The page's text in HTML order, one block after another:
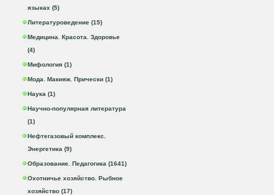
языках (5)
Литературоведение (15)
Медицина. Красота. Здоровье
(4)
Мифология (1)
Мода. Макияж. Прически (1)
Наука (1)
Научно-популярная литература
(1)
Нефтегазовый комплекс.
Энергетика (9)
Образование. Педагогика (1641)
Охотничье хозяйство. Рыбное
хозяйство (17)